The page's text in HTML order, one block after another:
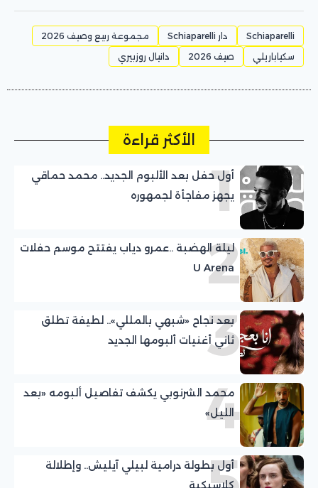
Schiaparelli دار Schiaparelli
مجموعة ربيع وصيف 2026
سكياباريلي
صيف 2026 دانيال روزبيري
الأكثر قراءة
1
أول حفل بعد الألبوم الجديد.. محمد حماقي
يجهز مفاجأة لجمهوره
2
ليلة الهضبة ..عمرو دياب يفتتح موسم حفلات
U Arena
3
بعد نجاح «شبهي بالمللي».. لطيفة تطلق
ثاني أغنيات ألبومها الجديد
4
محمد الشرنوبي يكشف تفاصيل ألبومه «بعد
الليل»
أول بطولة درامية لبيلي آيليش.. وإطلالة